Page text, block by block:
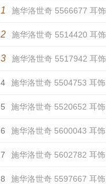
1 施华洛世奇 5566677 耳饰
2 施华洛世奇 5514420 耳饰
3 施华洛世奇 5517942 耳饰
4 施华洛世奇 5504753 耳饰
5 施华洛世奇 5520652 耳饰
6 施华洛世奇 5600043 耳饰
7 施华洛世奇 5602782 耳饰
8 施华洛世奇 5597667 耳饰